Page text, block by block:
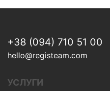
+38 (094) 710 51 00
hello@registeam.com
УСЛУГИ